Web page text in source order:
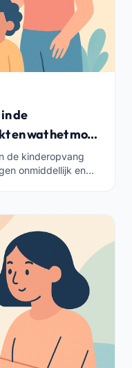
de
en wat het moet
de kinderopvang
onmiddellijk en